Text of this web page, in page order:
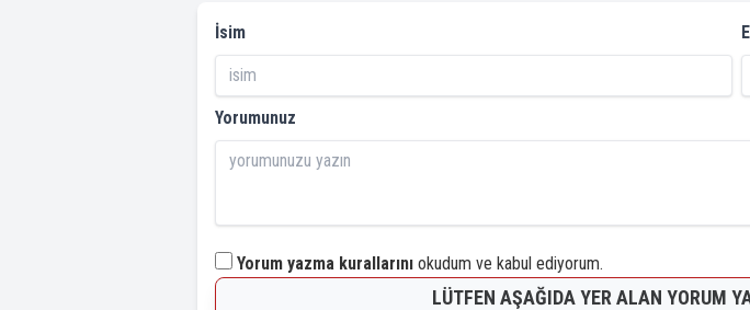
İsim
Yorumunuz
Yorum yazma kurallarını okudum ve kabul ediyorum.
LÜTFEN AŞAĞIDA YER ALAN YORUM